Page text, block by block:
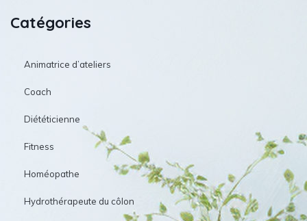
Catégories
Animatrice d’ateliers
Coach
Diététicienne
Fitness
Homéopathe
Hydrothérapeute du côlon